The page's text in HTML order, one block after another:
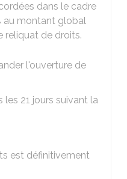
dans le cadre
au montant global
reliquat de droits.
l'ouverture de
21 jours suivant la
est définitivement